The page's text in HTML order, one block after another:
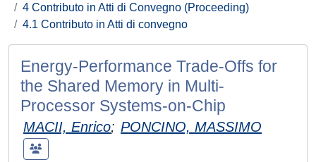
4 Contributo in Atti di Convegno (Proceeding)
4.1 Contributo in Atti di convegno
Energy-Performance Trade-Offs for
the Shared Memory in Multi-
Processor Systems-on-Chip
MACII, Enrico; PONCINO, MASSIMO